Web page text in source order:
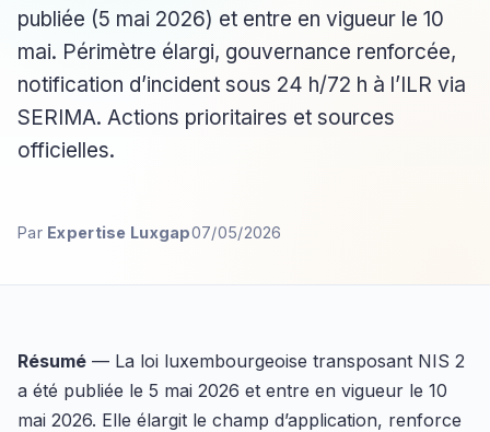
publiée (5 mai 2026) et entre en vigueur le 10
mai. Périmètre élargi, gouvernance renforcée,
notification d’incident sous 24 h/72 h à l’ILR via
SERIMA. Actions prioritaires et sources
officielles.
Par Expertise Luxgap07/05/2026
Résumé — La loi luxembourgeoise transposant NIS 2
a été publiée le 5 mai 2026 et entre en vigueur le 10
mai 2026. Elle élargit le champ d’application, renforce